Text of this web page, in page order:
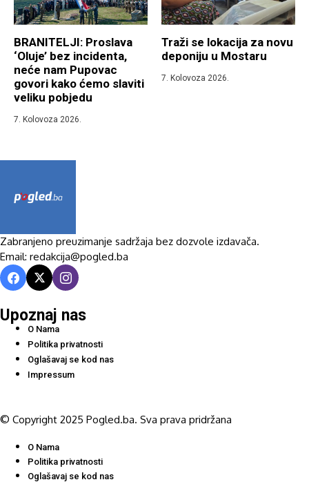
BRANITELJI: Proslava
‘Oluje’ bez incidenta,
neće nam Pupovac
govori kako ćemo slaviti
veliku pobjedu
7. Kolovoza 2026.
Traži se lokacija za novu
deponiju u Mostaru
7. Kolovoza 2026.
Zabranjeno preuzimanje sadržaja bez dozvole izdavača.
Email: redakcija@pogled.ba
Upoznaj nas
O Nama
Politika privatnosti
Oglašavaj se kod nas
Impressum
© Copyright 2025 Pogled.ba. Sva prava pridržana
O Nama
Politika privatnosti
Oglašavaj se kod nas